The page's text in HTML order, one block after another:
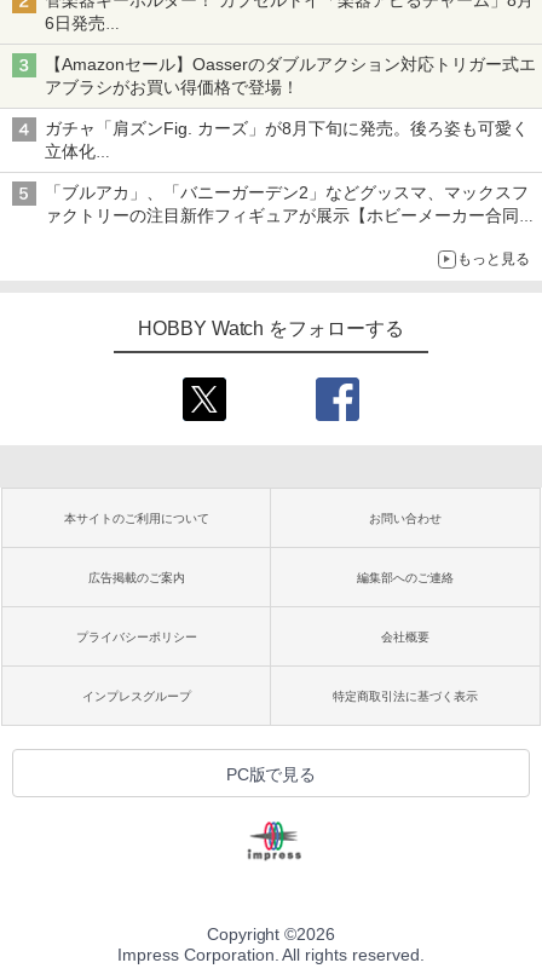
6日発売
チューバ、テナサクなど5種各3色
【Amazonセール】Oasserのダブルアクション対応トリガー式エ
アブラシがお買い得価格で登場！
ガチャ「肩ズンFig. カーズ」が8月下旬に発売。後ろ姿も可愛く
立体化
ライトニング・マックィーンやメーターなど4種がラインナップ
「ブルアカ」、「バニーガーデン2」などグッスマ、マックスフ
ァクトリーの注目新作フィギュアが展示【ホビーメーカー合同展
もっと見る
HOBBY Watch をフォローする
本サイトのご利用について お問い合わせ
広告掲載のご案内 編集部へのご連絡
プライバシーポリシー 会社概要
インプレスグループ 特定商取引法に基づく表示
PC版で見る
Copyright ©2026
Impress Corporation. All rights reserved.